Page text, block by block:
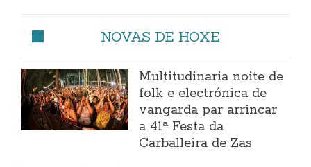
NOVAS DE HOXE
Multitudinaria noite de
folk e electrónica de
vangarda par arrincar
a 41ª Festa da
Carballeira de Zas